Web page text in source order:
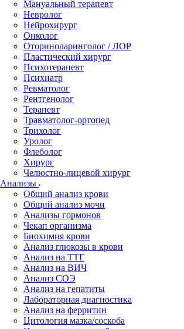
Мануальный терапевт
Невролог
Нейрохирург
Онколог
Оториноларинголог / ЛОР
Пластический хирург
Психотерапевт
Психиатр
Ревматолог
Рентгенолог
Терапевт
Травматолог-ортопед
Трихолог
Уролог
Флеболог
Хирург
Челюстно-лицевой хирург
Анализы
Общий анализ крови
Общий анализ мочи
Анализы гормонов
Чекап организма
Биохимия крови
Анализ глюкозы в крови
Анализ на ТТГ
Анализ на ВИЧ
Анализ СОЭ
Анализ на гепатиты
Лабораторная диагностика
Анализ на ферритин
Цитология мазка/соскоба